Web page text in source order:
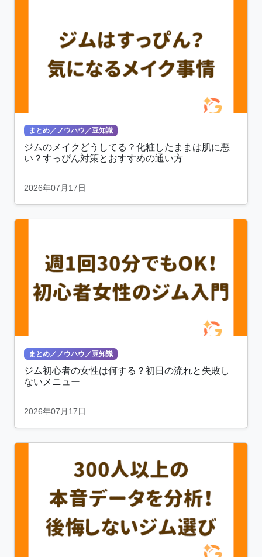
まとめ／ノウハウ／豆知識
ジムのメイクどうしてる？化粧したままは肌に悪
い？すっぴん対策とおすすめの通い方
2026年07月17日
まとめ／ノウハウ／豆知識
ジム初心者の女性は何する？初日の流れと失敗し
ないメニュー
2026年07月17日